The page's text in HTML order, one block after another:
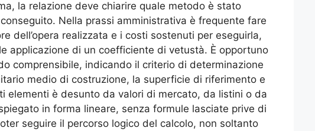
la relazione deve chiarire quale metodo è stato
Nella prassi amministrativa è frequente fare
dell’opera realizzata e i costi sostenuti per eseguirla,
applicazione di un coefficiente di vetustà. È opportuno
comprensibile, indicando il criterio di determinazione
medio di costruzione, la superficie di riferimento e
elementi è desunto da valori di mercato, da listini o da
in forma lineare, senza formule lasciate prive di
seguire il percorso logico del calcolo, non soltanto